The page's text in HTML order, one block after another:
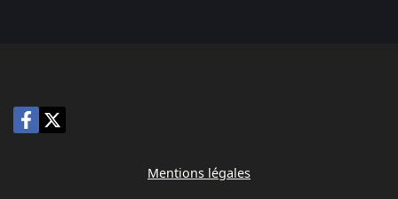
Mentions légales